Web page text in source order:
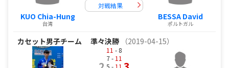
KUO Chia-Hung
台湾
対戦結果
BESSA David
ポルトガル
カセット男子チーム 準々決勝 （2019-04-15）
11 - 8
7 - 11
5 - 11